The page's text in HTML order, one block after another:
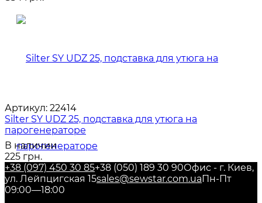
Артикул: 22414
Silter SY UDZ 25, подставка для утюга на
парогенераторе
В наличии
225 грн.
+38 (097) 450 30 85+38 (050) 189 30 90Офис - г. Киев,
ул. Лейпцигская 15sales@sewstar.com.uaПн-Пт
09:00—18:00